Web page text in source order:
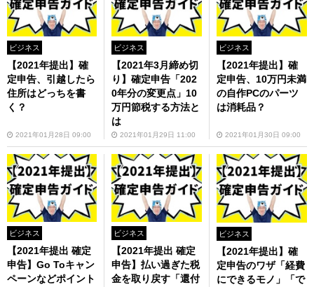
ビジネス
【2021年提出】確
定申告、引越したら
住所はどっちを書
く？
2021年01月28日 09:00
ビジネス
【2021年3月締め切
り】確定申告「202
0年分の変更点」10
万円節税する方法と
は
2021年01月29日 11:00
ビジネス
【2021年提出】確
定申告、10万円未満
の自作PCのパーツ
は消耗品？
2021年01月30日 09:00
ビジネス
【2021年提出 確定
申告】Go Toキャン
ペーンなどポイント
ビジネス
【2021年提出 確定
申告】払い過ぎた税
金を取り戻す「還付
ビジネス
【2021年提出】確
定申告のワザ「経費
にできるモノ」「で